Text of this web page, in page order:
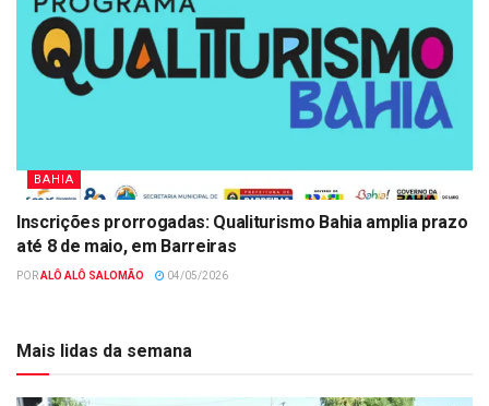
BAHIA
Inscrições prorrogadas: Qualiturismo Bahia amplia prazo
até 8 de maio, em Barreiras
PORALÔ ALÔ SALOMÃO 04/05/2026
Mais lidas da semana